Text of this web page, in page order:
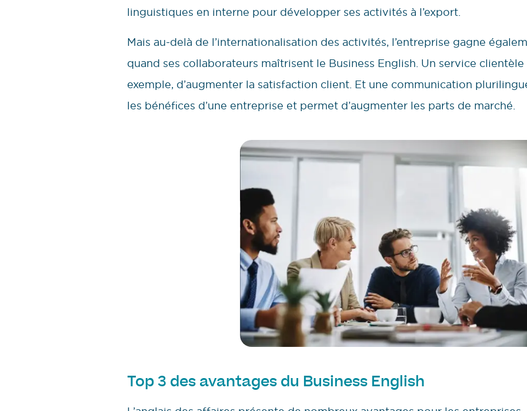
linguistiques en interne pour développer ses activités à l’export.
Mais au-delà de l’internationalisation des activités, l’entreprise gagne
quand ses collaborateurs maîtrisent le Business English. Un service
exemple, d’augmenter la satisfaction client. Et une communication
les bénéfices d’une entreprise et permet d’augmenter les parts de marché.
Top 3 des avantages du Business English